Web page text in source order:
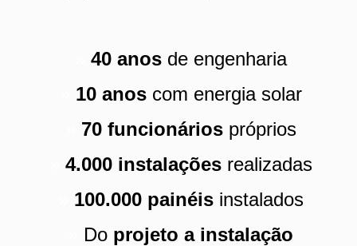
40 anos de engenharia
10 anos com energia solar
70 funcionários próprios
4.000 instalaçõesrealizadas
100.000 painéis instalados
Do projeto a instalação